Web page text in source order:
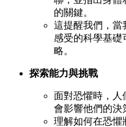
的關鍵。
這提醒我們，當
感受的科學基礎
略。
探索能力與挑戰
面對恐懼時，人
會影響他們的決
理解如何在恐懼